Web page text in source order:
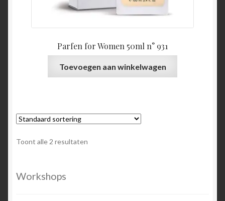
Parfen for Women 50ml n° 931
Toevoegen aan winkelwagen
Toont alle 2 resultaten
Workshops